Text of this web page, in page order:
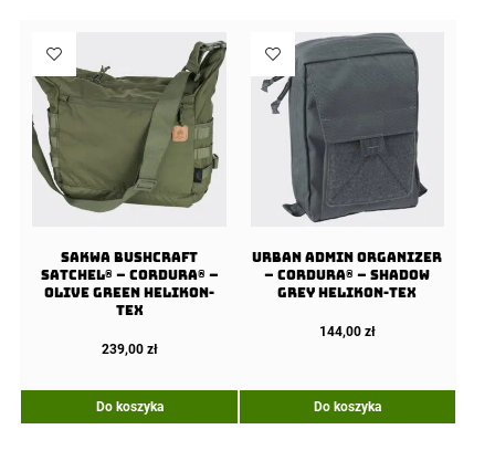
Sakwa BUSHCRAFT
SATCHEL® – Cordura® –
Olive Green Helikon-
tex
239,00 zł
Do koszyka
URBAN ADMIN Organizer
– Cordura® – Shadow
Grey Helikon-Tex
144,00 zł
Do koszyka